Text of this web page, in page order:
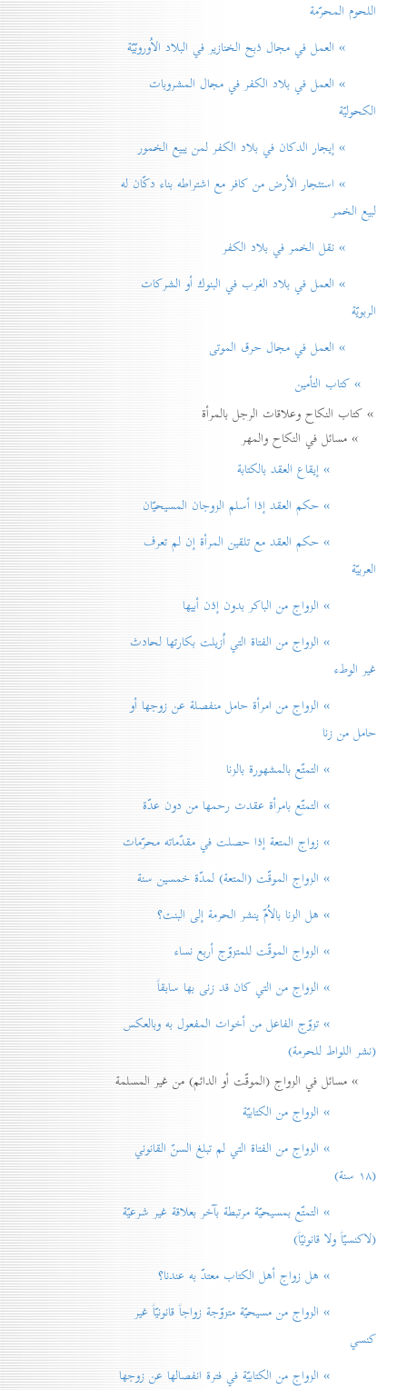
اللحوم المحرّمة
» العمل في مجال ذبح الخنازير في البلاد الاُوروبّيّة
» العمل في بلاد الكفر في مجال المشروبات
الكحوليّة
» إيجار الدكان في بلاد الكفر لمن يبيع الخمور
» استئجار الأرض من كافر مع اشتراطه بناء دكّان له
لبيع الخمر
» نقل الخمر في بلاد الكفر
» العمل في بلاد الغرب في البنوك أو الشركات
الربويّة
» العمل في مجال حرق الموتی
» كتاب التأمين
» كتاب النكاح وعلاقات الرجل بالمرأة
» مسائل في النكاح والمهر
» إيقاع العقد بالكتابة
» حكم العقد إذا أسلم الزوجان المسيحيّان
» حكم العقد مع تلقين المرأة إن لم تعرف
العربيّة
» الزواج من الباكر بدون إذن أبيها
» الزواج من الفتاة التي اُزيلت بكارتها لحادث
غير الوطء
» الزواج من امرأة حامل منفصلة عن زوجها أو
حامل من زنا
» التمتّع بالمشهورة بالزنا
» التمتّع بامرأة عقدت رحمها من دون عدّة
» زواج المتعة إذا حصلت في مقدّماته محرّمات
» الزواج الموقّت (المتعة) لمدّة خمسين سنة
» هل الزنا بالاُمّ ينشر الحرمة إلی البنت؟
» الزواج الموقّت للمتزوّج أربع نساء
» الزواج من التي كان قد زنی بها سابقاً
» تزوّج الفاعل من أخوات المفعول به وبالعكس
(نشر اللواط للحرمة)
» مسائل في الزواج (الموقّت أو الدائم) من غير المسلمة
» الزواج من الكتابيّة
» الزواج من الفتاة التي لم تبلغ السنّ القانوني
(۱۸ سنة)
» التمتّع بمسيحيّة مرتبطة بآخر بعلاقة غير شرعيّة
(لاكنسيّاً ولا قانونيّاً)
» هل زواج أهل الكتاب معتدّ به عندنا؟
» الزواج من مسيحيّة متزوّجة زواجاً قانونيّاً غير
كنسي
» الزواج من الكتابيّة في فترة انفصالها عن زوجها